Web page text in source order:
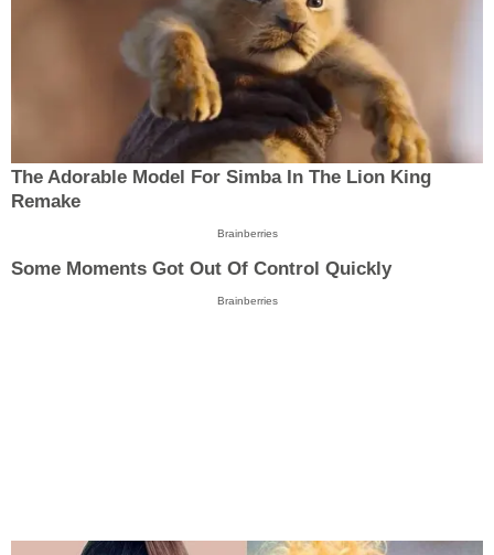
The Adorable Model For Simba In The Lion King
Remake
Brainberries
Some Moments Got Out Of Control Quickly
Brainberries